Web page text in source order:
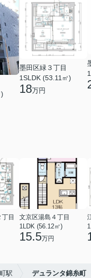
墨田区緑３丁目
1SLDK (53.11㎡)
18万円
目
文京区湯島４丁目
1LDK (56.12㎡)
15.5万円
駅 デュランタ錦糸町